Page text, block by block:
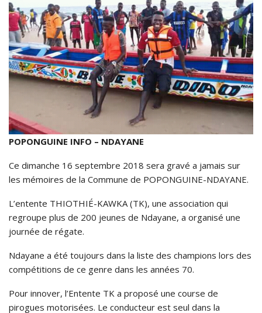
POPONGUINE INFO – NDAYANE
Ce dimanche 16 septembre 2018 sera gravé a jamais sur
les mémoires de la Commune de POPONGUINE-NDAYANE.
L’entente THIOTHIÉ-KAWKA (TK), une association qui
regroupe plus de 200 jeunes de Ndayane, a organisé une
journée de régate.
Ndayane a été toujours dans la liste des champions lors des
compétitions de ce genre dans les années 70.
Pour innover, l’Entente TK a proposé une course de
pirogues motorisées. Le conducteur est seul dans la